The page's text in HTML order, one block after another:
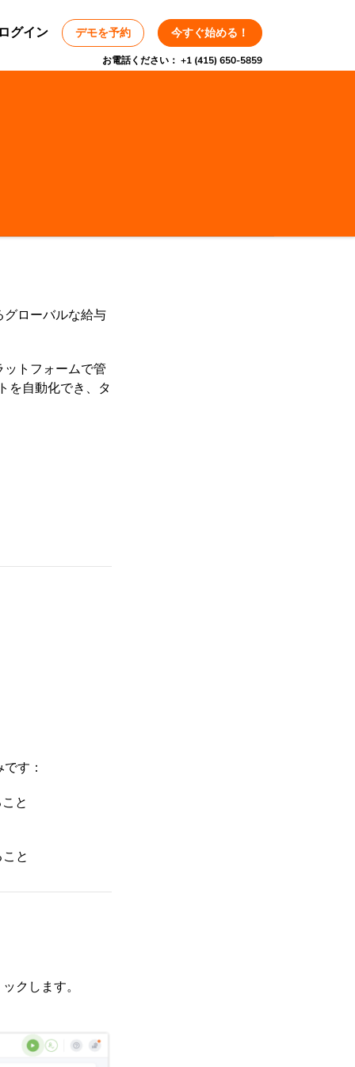
グイン デモを予約 今すぐ始める！
お電話ください： +1 (415) 650-5859
ローバルな給与
トフォームで管
を自動化でき、タ
す：
と
と
クします。